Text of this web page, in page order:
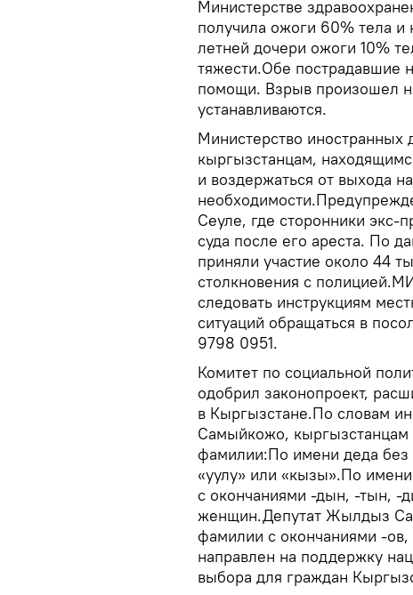
Министерстве
получила ожоги 60% тела
летней дочери ожоги 10%
тяжести.Обе пострадавшие
помощи. Взрыв произошел
устанавливаются.
Министерство иностранных
кыргызстанцам,
и воздержаться от выхода
Сеуле, где сторонники экс-
суда после его ареста. По
приняли участие около 44
столкновения с
следовать инструкциям
ситуаций обращаться в
9798 0951.
Комитет по социальной
одобрил законопроект,
в Кыргызстане.По словам
Самыйкожо, кыргызстанцам
фамилии:По имени деда без
«уулу» или «кызы».По
с окончаниями -дын, -тын, -
женщин.Депутат Жылдыз
фамилии с окончаниями -
направлен на поддержку
выбора для граждан